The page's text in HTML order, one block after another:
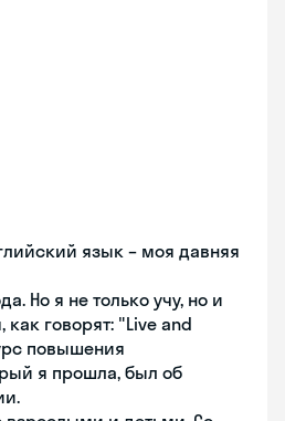
язык – моя давняя
Но я не только учу, но и
говорят: "Live and
повышения
я прошла, был об